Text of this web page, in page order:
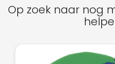
Op zoek naar nog